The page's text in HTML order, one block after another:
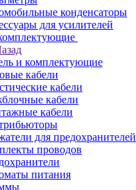
конденсаторы
для усилителей
и комплектующие
кабели
кабели
кабели
кабели
для предохранителей
проводов
питания